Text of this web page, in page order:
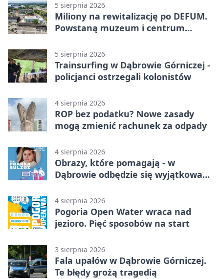
5 sierpnia 2026
Miliony na rewitalizację po DEFUM.
Powstaną muzeum i centrum
5 sierpnia 2026
Trainsurfing w Dąbrowie Górniczej -
policjanci ostrzegali kolonistów
4 sierpnia 2026
ROP bez podatku? Nowe zasady
mogą zmienić rachunek za odpady
4 sierpnia 2026
Obrazy, które pomagają - w
Dąbrowie odbędzie się wyjątkowa
4 sierpnia 2026
Pogoria Open Water wraca nad
jezioro. Pięć sposobów na start
3 sierpnia 2026
Fala upałów w Dąbrowie Górniczej.
Te błędy grożą tragedią